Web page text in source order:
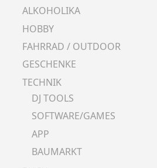
ALKOHOLIKA
HOBBY
FAHRRAD / OUTDOOR
GESCHENKE
TECHNIK
DJ TOOLS
SOFTWARE/GAMES
APP
BAUMARKT